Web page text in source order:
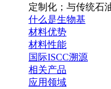
定制化；与传统石
什么是生物基
材料优势
材料性能
国际ISCC溯源
相关产品
应用领域